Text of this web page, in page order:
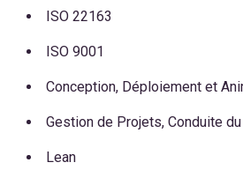
ISO 22163
ISO 9001
Conception, Déploiement et
Gestion de Projets, Conduite
Lean